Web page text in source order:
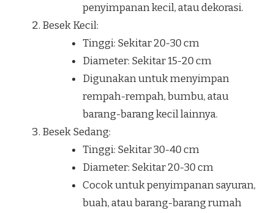
penyimpanan kecil, atau dekorasi.
Besek Kecil:
Tinggi: Sekitar 20-30 cm
Diameter: Sekitar 15-20 cm
Digunakan untuk menyimpan
rempah-rempah, bumbu, atau
barang-barang kecil lainnya.
Besek Sedang:
Tinggi: Sekitar 30-40 cm
Diameter: Sekitar 20-30 cm
Cocok untuk penyimpanan sayuran,
buah, atau barang-barang rumah